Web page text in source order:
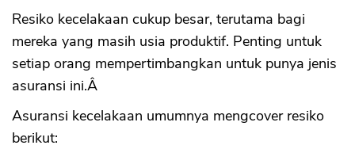
Resiko kecelakaan cukup besar, terutama bagi
mereka yang masih usia produktif. Penting untuk
setiap orang mempertimbangkan untuk punya jenis
asuransi ini.Â
Asuransi kecelakaan umumnya mengcover resiko
berikut: